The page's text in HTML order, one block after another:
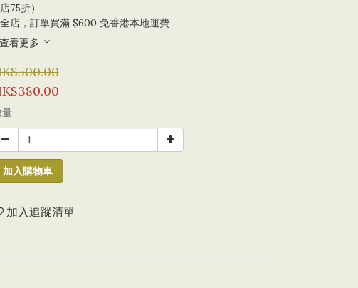
店75折）
全店，訂單買滿 $600 免香港本地運費
查看更多
加入購物車
加入追蹤清單